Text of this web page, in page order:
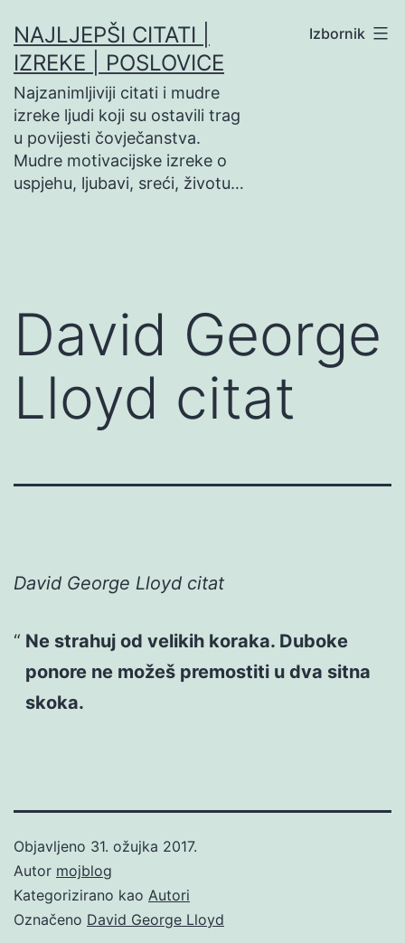
na
sadržaj
NAJLJEPŠI CITATI |
IZREKE | POSLOVICE
Najzanimljiviji citati i mudre
izreke ljudi koji su ostavili trag
u povijesti čovječanstva.
Mudre motivacijske izreke o
uspjehu, ljubavi, sreći, životu…
Izbornik
David George
Lloyd citat
David George Lloyd citat
Ne strahuj od velikih koraka. Duboke
ponore ne možeš premostiti u dva sitna
skoka.
Objavljeno 31. ožujka 2017.
Autor mojblog
Kategorizirano kao Autori
Označeno David George Lloyd